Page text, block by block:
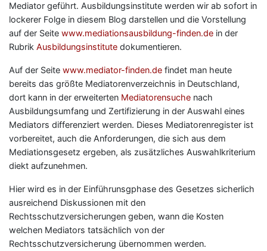
Mediator geführt. Ausbildungsinstitute werden wir ab sofort in
lockerer Folge in diesem Blog darstellen und die Vorstellung
auf der Seite www.mediationsausbildung-finden.de in der
Rubrik Ausbildungsinstitute dokumentieren.
Auf der Seite www.mediator-finden.de findet man heute
bereits das größte Mediatorenverzeichnis in Deutschland,
dort kann in der erweiterten Mediatorensuche nach
Ausbildungsumfang und Zertifizierung in der Auswahl eines
Mediators differenziert werden. Dieses Mediatorenregister ist
vorbereitet, auch die Anforderungen, die sich aus dem
Mediationsgesetz ergeben, als zusätzliches Auswahlkriterium
diekt aufzunehmen.
Hier wird es in der Einführunsgphase des Gesetzes sicherlich
ausreichend Diskussionen mit den
Rechtsschutzversicherungen geben, wann die Kosten
welchen Mediators tatsächlich von der
Rechtsschutzversicherung übernommen werden.